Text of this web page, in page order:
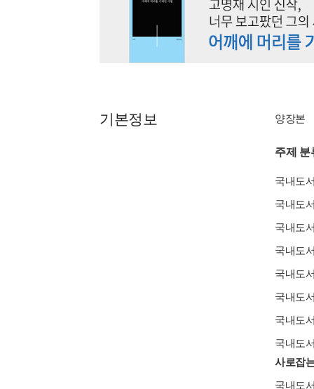
기본정보 양장본
주제 분
국내도
국내도
국내도
국내도
국내도
국내도
국내도
국내도
사로잡
국내도